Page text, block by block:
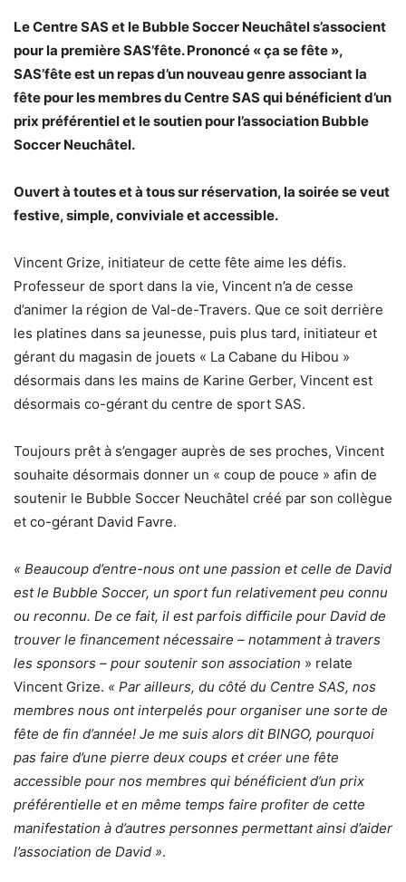
Le Centre SAS et le Bubble Soccer Neuchâtel s’associent
pour la première SAS’fête. Prononcé « ça se fête »,
SAS’fête est un repas d’un nouveau genre associant la
fête pour les membres du Centre SAS qui bénéficient d’un
prix préférentiel et le soutien pour l’association Bubble
Soccer Neuchâtel.
Ouvert à toutes et à tous sur réservation, la soirée se veut
festive, simple, conviviale et accessible.
Vincent Grize, initiateur de cette fête aime les défis.
Professeur de sport dans la vie, Vincent n’a de cesse
d’animer la région de Val-de-Travers. Que ce soit derrière
les platines dans sa jeunesse, puis plus tard, initiateur et
gérant du magasin de jouets « La Cabane du Hibou »
désormais dans les mains de Karine Gerber, Vincent est
désormais co-gérant du centre de sport SAS.
Toujours prêt à s’engager auprès de ses proches, Vincent
souhaite désormais donner un « coup de pouce » afin de
soutenir le Bubble Soccer Neuchâtel créé par son collègue
et co-gérant David Favre.
« Beaucoup d’entre-nous ont une passion et celle de David
est le Bubble Soccer, un sport fun relativement peu connu
ou reconnu. De ce fait, il est parfois difficile pour David de
trouver le financement nécessaire – notamment à travers
les sponsors – pour soutenir son association » relate
Vincent Grize. « Par ailleurs, du côté du Centre SAS, nos
membres nous ont interpelés pour organiser une sorte de
fête de fin d’année! Je me suis alors dit BINGO, pourquoi
pas faire d’une pierre deux coups et créer une fête
accessible pour nos membres qui bénéficient d’un prix
préférentielle et en même temps faire profiter de cette
manifestation à d’autres personnes permettant ainsi d’aider
l’association de David ».